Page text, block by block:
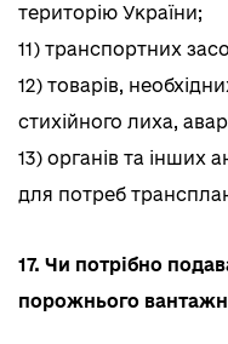
територію України;
11) транспортних
12) товарів,
стихійного лиха,
13) органів та інших
для потреб
17. Чи потрібно
порожнього